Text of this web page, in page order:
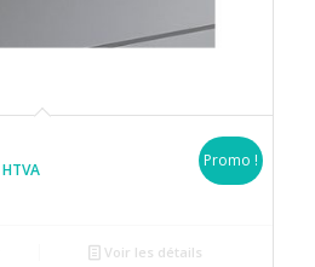
HTVA Promo !
Voir les détails